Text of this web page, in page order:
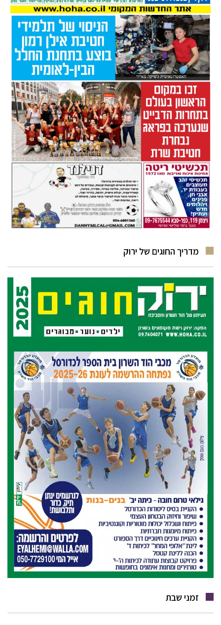
מדריך החוגים של ירוק
זמני שבת